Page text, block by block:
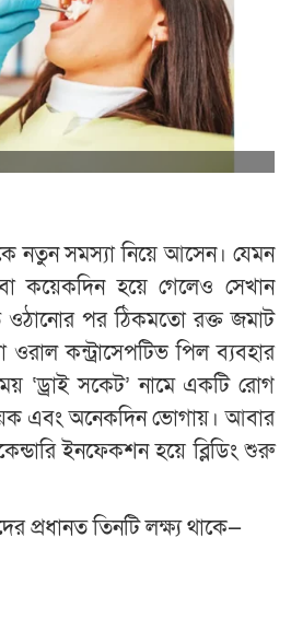
নতুন সমস্যা নিয়ে আসেন। যেমন
বা কয়েকদিন হয়ে গেলেও সেখান
ওঠানোর পর ঠিকমতো রক্ত জমাট
ওরাল কন্ট্রাসেপটিভ পিল ব্যবহার
‘ড্রাই সকেট’ নামে একটি রোগ
এবং অনেকদিন ভোগায়। আবার
ইনফেকশন হয়ে ব্লিডিং শুরু
প্রধানত তিনটি লক্ষ্য থাকে—